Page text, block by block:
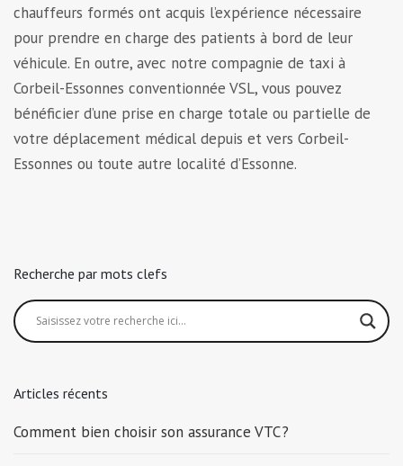
chauffeurs formés ont acquis l’expérience nécessaire
pour prendre en charge des patients à bord de leur
véhicule. En outre, avec notre compagnie de taxi à
Corbeil-Essonnes conventionnée VSL, vous pouvez
bénéficier d’une prise en charge totale ou partielle de
votre déplacement médical depuis et vers Corbeil-
Essonnes ou toute autre localité d’Essonne.
Recherche par mots clefs
Articles récents
Comment bien choisir son assurance VTC ?